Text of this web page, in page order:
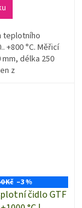
teplotního
+800 °C. Měřicí
délka 250
z
Kč –3 %
čidlo GTF